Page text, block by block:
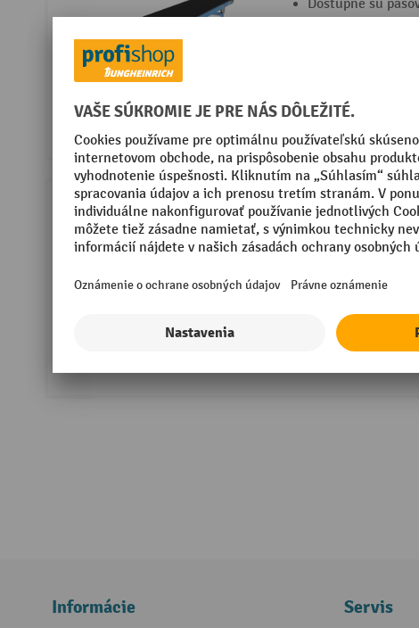
Dostupné sú
Pásový dopravník na
Pásový dopravník
Kompenzuje
čím šetrí priestor
Vyrobený z 3
Informácie Servis